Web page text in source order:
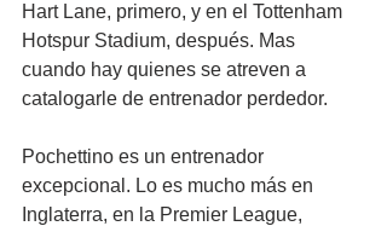
Hart Lane, primero, y en el Tottenham
Hotspur Stadium, después. Mas
cuando hay quienes se atreven a
catalogarle de entrenador perdedor.
Pochettino es un entrenador
excepcional. Lo es mucho más en
Inglaterra, en la Premier League,